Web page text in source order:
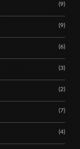
(9)
(9)
(6)
(3)
(2)
(7)
(4)